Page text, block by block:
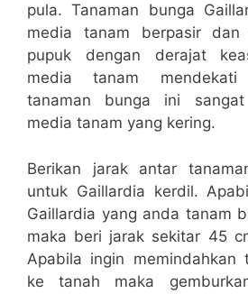
pula. Tanaman bunga
media tanam berpasir dan
pupuk dengan derajat
media tanam
tanaman bunga ini
media tanam yang kering.
Berikan jarak antar
untuk Gaillardia kerdil.
Gaillardia yang anda tanam
maka beri jarak sekitar 45
Apabila ingin memindahkan
ke tanah maka